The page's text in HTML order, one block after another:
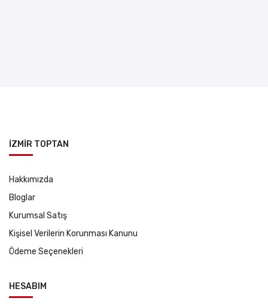
İZMİR TOPTAN
Hakkımızda
Bloglar
Kurumsal Satış
Kişisel Verilerin Korunması Kanunu
Ödeme Seçenekleri
HESABIM